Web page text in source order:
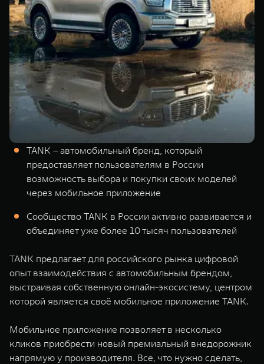
TANK 500
от 6 499 000 ₽
TANK 700
Сила
от 10 199
WEY 07
Расширяя границы комфорта
от 6 149 000 ₽
WEY 05
Эстетика
от 5 699
TANK Финансы
Корпоративным клиентам
TANK ФИНАНСЫ
TANK Кредит
TANK Лизинг
TANK Страхование
Сервис
Специальные предложения
Моторные масла
ЦИФРОВЫЕ СЕРВИСЫ TANK
Цифровые сервисы TANK
TANK – автомобильный бренд, который
предоставляет пользователям в России
возможность выбора и покупки своих моделей
через мобильное приложение
Сообщество TANK в России активно развивается и
объединяет уже более 10 тысяч пользователей
TANK предлагает для российского рынка цифровой
опыт взаимодействия с автомобильным брендом,
выстраивая собственную онлайн-экосистему, центром
которой является своё мобильное приложение TANK.
Мобильное приложение позволяет в несколько
кликов приобрести новый премиальный внедорожник
напрямую у производителя. Все, что нужно сделать,